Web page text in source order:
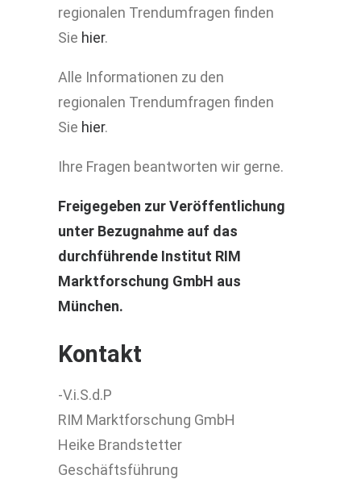
regionalen Trendumfragen finden
Sie hier.
Alle Informationen zu den
regionalen Trendumfragen finden
Sie hier.
Ihre Fragen beantworten wir gerne.
Freigegeben zur Veröffentlichung
unter Bezugnahme auf das
durchführende Institut RIM
Marktforschung GmbH aus
München.
Kontakt
-V.i.S.d.P
RIM Marktforschung GmbH
Heike Brandstetter
Geschäftsführung